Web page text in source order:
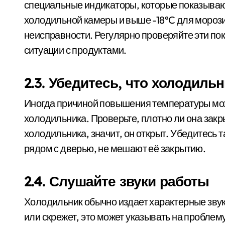
специальные индикаторы, которые
холодильной камеры и выше -18°C для
неисправности. Регулярно проверяйте эти
ситуации с продуктами.
2.3. Убедитесь, что
Иногда причиной повышения температуры
холодильника. Проверьте, плотно ли она
холодильника, значит, он открыт. Убедитесь
рядом с дверью, не мешают её закрытию.
2.4. Слушайте звуки работы
Холодильник обычно издает характерные
или скрежет, это может указывать на